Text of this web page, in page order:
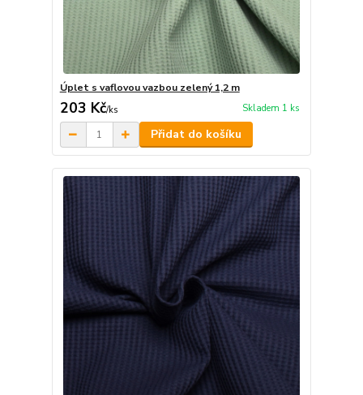
Úplet s vaflovou vazbou zelený 1,2 m
203 Kč/ks Skladem 1 ks
Přidat do košíku